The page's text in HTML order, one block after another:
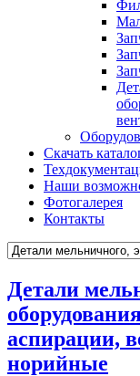
Скачать
Наши
Фотогалерея
Контакты
Детали
аспирации,
норийные